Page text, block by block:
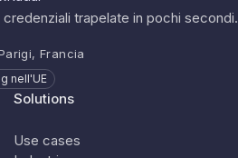
trapelate in pochi secondi.
Francia
nell'UE
Solutions
Use cases